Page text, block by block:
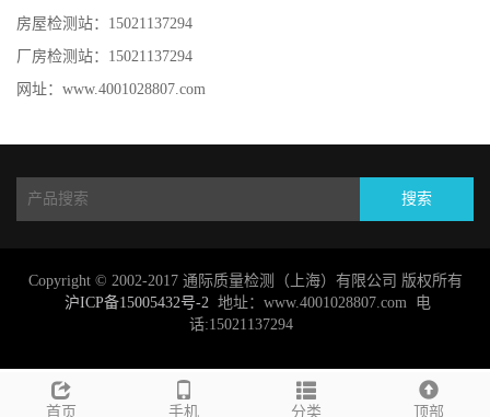
房屋检测站：15021137294
厂房检测站：15021137294
网址：www.4001028807.com
首页 手机 分类 顶部
搜索
Copyright © 2002-2017 通际质量检测（上海）有限公司 版权所有
沪ICP备15005432号-2地址：www.4001028807.com 电
话:15021137294